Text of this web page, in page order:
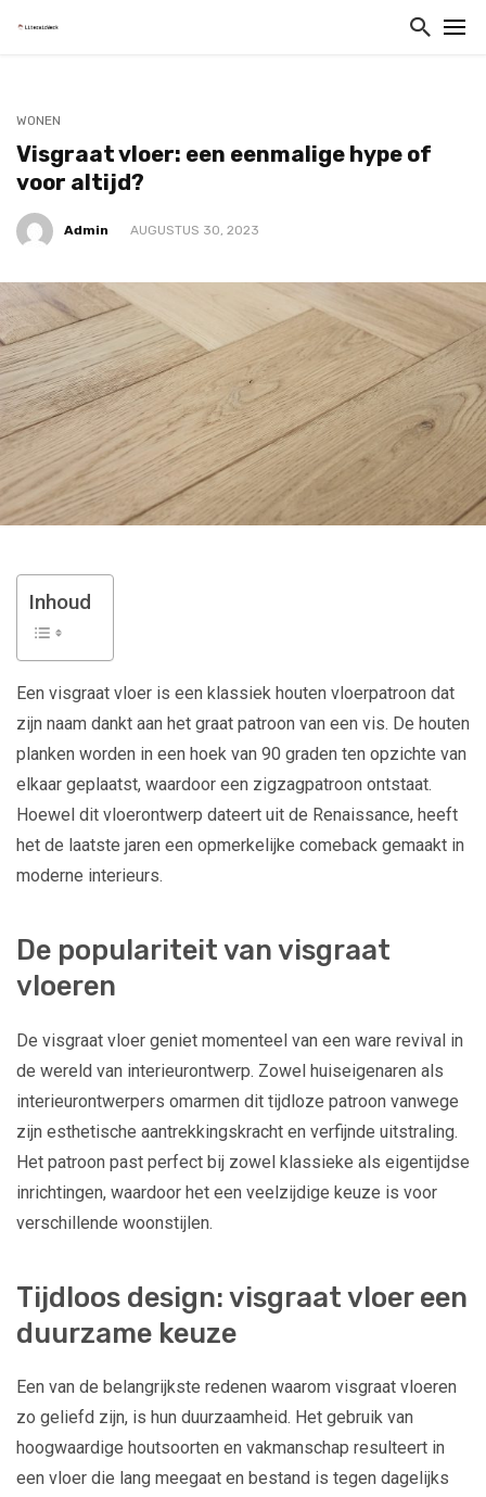
WONEN
Visgraat vloer: een eenmalige hype of
voor altijd?
Admin AUGUSTUS 30, 2023
Inhoud
Een visgraat vloer is een klassiek houten vloerpatroon dat
zijn naam dankt aan het graat patroon van een vis. De houten
planken worden in een hoek van 90 graden ten opzichte van
elkaar geplaatst, waardoor een zigzagpatroon ontstaat.
Hoewel dit vloerontwerp dateert uit de Renaissance, heeft
het de laatste jaren een opmerkelijke comeback gemaakt in
moderne interieurs.
De populariteit van visgraat
vloeren
De visgraat vloer geniet momenteel van een ware revival in
de wereld van interieurontwerp. Zowel huiseigenaren als
interieurontwerpers omarmen dit tijdloze patroon vanwege
zijn esthetische aantrekkingskracht en verfijnde uitstraling.
Het patroon past perfect bij zowel klassieke als eigentijdse
inrichtingen, waardoor het een veelzijdige keuze is voor
verschillende woonstijlen.
Tijdloos design: visgraat vloer een
duurzame keuze
Een van de belangrijkste redenen waarom visgraat vloeren
zo geliefd zijn, is hun duurzaamheid. Het gebruik van
hoogwaardige houtsoorten en vakmanschap resulteert in
een vloer die lang meegaat en bestand is tegen dagelijks